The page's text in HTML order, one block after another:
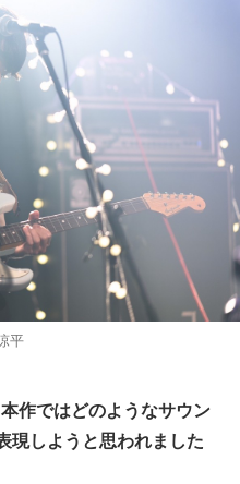
平
作ではどのようなサウン
現しようと思われました